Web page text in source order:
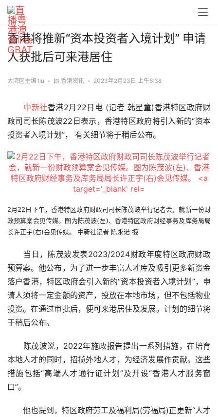
首
页
香港将推新“资本投资者入境计划” 申请
人获批后可来港居住
大湾区主编 liu • 香港资讯 • 2023年2月23日 上午6:38
中新社香港2月22日电 (记者 韩星童)香港特区政府财
政司司长陈茂波22日表示，香港特区政府将引入新的“资本
投资者入境计划”， 有关细节将于稍后公布。
2月22日下午，香港特区政府财政司司长陈茂波举行记者会，就新一份财
政预算案会见传媒。图为陈茂波(左)、香港特区政府财经事务及库务局局
长许正宇(右)会见传媒。 中新社记者 陈永诺 摄
当日，陈茂波发表2023/2024财政年度特区政府财政
预算案。他公布，为了进一步丰富人才库及吸引更多新资金
落户香港，特区政府会引入新的“资本投资者入境计划”，申
请人须将一定金额的资产，投放在本地市场，但不包括物业
投资。在通过审批后，便可来港居住及发展。计划的细节将
于稍后公布。
陈茂波说，2022年施政报告提出一系列措施，在培育
本地人才的同时，招揽外地人才，为经济发展作贡献。这些
措施包括“高端人才通行证计划”及开设“香港人才服务窗
口”。
他也提到，特区政府劳工及福利局(劳福局)正更新“人才